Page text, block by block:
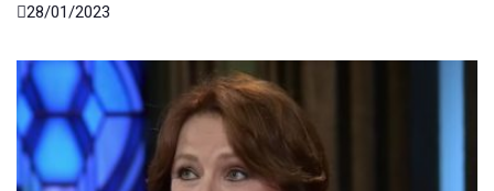
28/01/2023